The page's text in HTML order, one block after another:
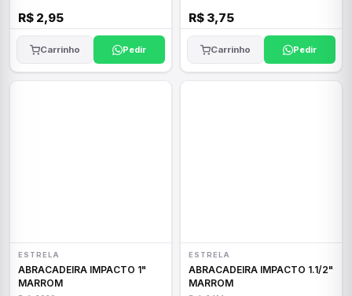
R$ 2,95
Carrinho Pedir
R$ 3,75
Carrinho Pedir
ESTRELA
ABRACADEIRA IMPACTO 1"
MARROM
ESTRELA
ABRACADEIRA IMPACTO 1.1/2"
MARROM